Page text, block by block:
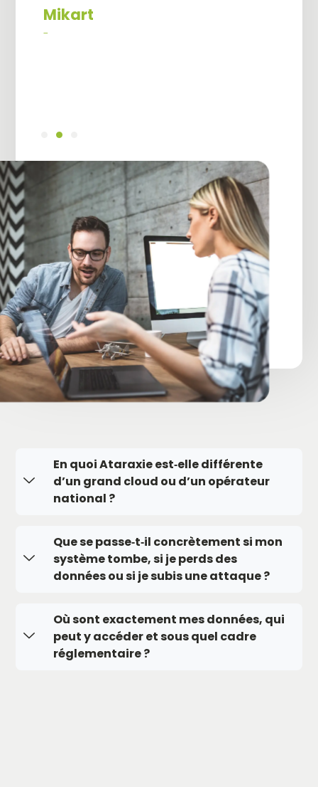
Mikart
-
En quoi Ataraxie est‑elle différente
d’un grand cloud ou d’un opérateur
national ?
Que se passe‑t‑il concrètement si mon
système tombe, si je perds des
données ou si je subis une attaque ?
Où sont exactement mes données, qui
peut y accéder et sous quel cadre
réglementaire ?